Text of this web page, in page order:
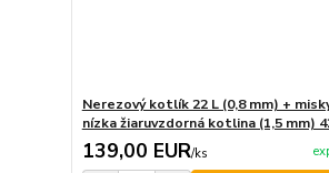
Nerezový kotlík 22 L (0,8 mm) +
nízka žiaruvzdorná kotlina (1,5 mm)
139,00 EUR/ks